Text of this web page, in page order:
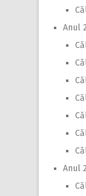
Anul
Anul